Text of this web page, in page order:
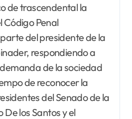
de trascendental la
Código Penal
del presidente de la
respondiendo a
de la sociedad
de reconocer la
del Senado de la
los Santos y el